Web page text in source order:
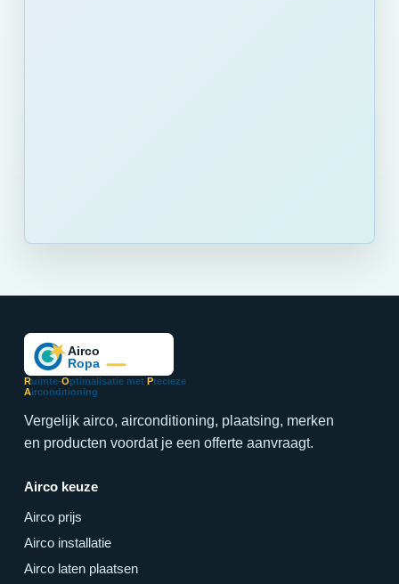
Ruimte-Optimalisatie met Precieze
Airconditioning
Vergelijk airco, airconditioning, plaatsing, merken
en producten voordat je een offerte aanvraagt.
Airco keuze
Airco prijs
Airco installatie
Airco laten plaatsen